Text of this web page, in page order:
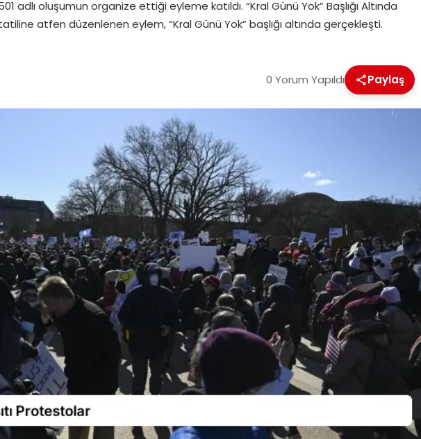
adlı oluşumun organize ettiği eyleme katıldı. “Kral Günü Yok” Başlığı Altında
atfen düzenlenen eylem, “Kral Günü Yok” başlığı altında gerçekleşti.
0 Yorum Yapıldı Paylaş